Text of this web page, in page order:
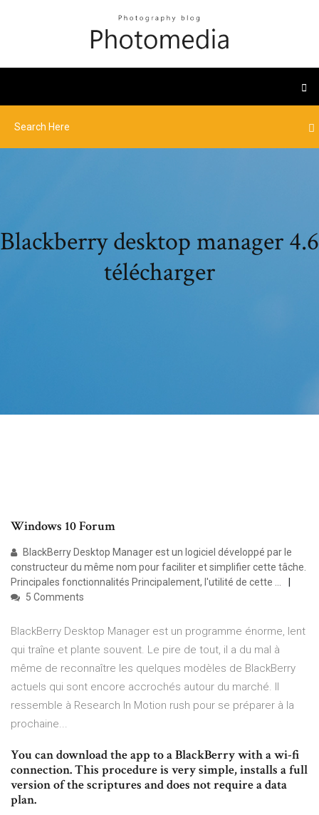
Blackberry desktop manager 4.6
télécharger
Windows 10 Forum
BlackBerry Desktop Manager est un logiciel développé par le
constructeur du même nom pour faciliter et simplifier cette tâche.
Principales fonctionnalités Principalement, l'utilité de cette ...
5 Comments
BlackBerry Desktop Manager est un programme énorme, lent
qui traîne et plante souvent. Le pire de tout, il a du mal à
même de reconnaître les quelques modèles de BlackBerry
actuels qui sont encore accrochés autour du marché. Il
ressemble à Research In Motion rush pour se préparer à la
prochaine...
You can download the app to a BlackBerry with a wi-fi
connection. This procedure is very simple, installs a full
version of the scriptures and does not require a data
plan.